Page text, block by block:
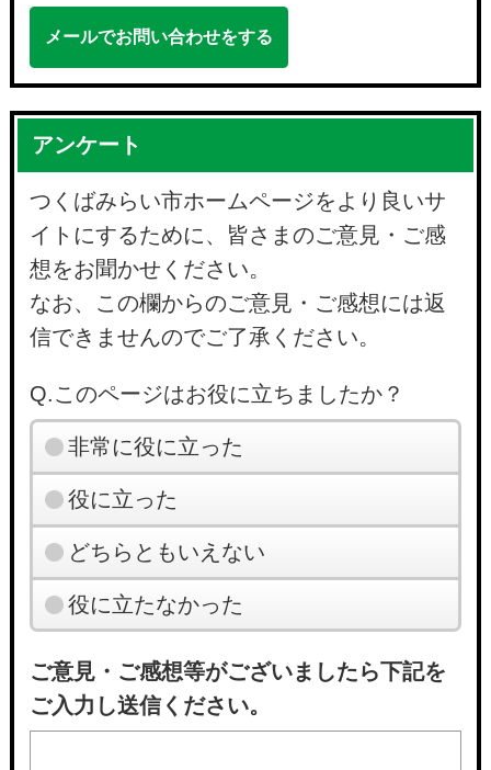
メールでお問い合わせをする
アンケート
つくばみらい市ホームページをより良いサ
イトにするために、皆さまのご意見・ご感
想をお聞かせください。
なお、この欄からのご意見・ご感想には返
信できませんのでご了承ください。
Q.このページはお役に立ちましたか？
非常に役に立った
役に立った
どちらともいえない
役に立たなかった
ご意見・ご感想等がございましたら下記を
ご入力し送信ください。